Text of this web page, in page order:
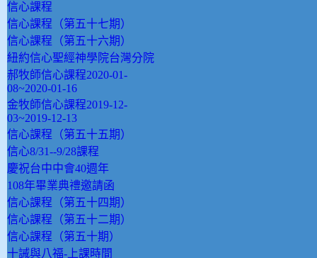
信心課程
信心課程（第五十七期）
信心課程（第五十六期）
紐約信心聖經神學院台灣分院
郝牧師信心課程2020-01-
08~2020-01-16
金牧師信心課程2019-12-
03~2019-12-13
信心課程（第五十五期）
信心8/31--9/28課程
慶祝台中中會40週年
108年畢業典禮邀請函
信心課程（第五十四期）
信心課程（第五十二期）
信心課程（第五十期）
十誡與八福-上課時間